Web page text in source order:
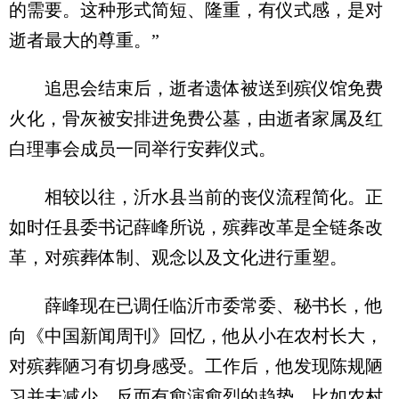
的需要。这种形式简短、隆重，有仪式感，是对
逝者最大的尊重。”
追思会结束后，逝者遗体被送到殡仪馆免费
火化，骨灰被安排进免费公墓，由逝者家属及红
白理事会成员一同举行安葬仪式。
相较以往，沂水县当前的丧仪流程简化。正
如时任县委书记薛峰所说，殡葬改革是全链条改
革，对殡葬体制、观念以及文化进行重塑。
薛峰现在已调任临沂市委常委、秘书长，他
向《中国新闻周刊》回忆，他从小在农村长大，
对殡葬陋习有切身感受。工作后，他发现陈规陋